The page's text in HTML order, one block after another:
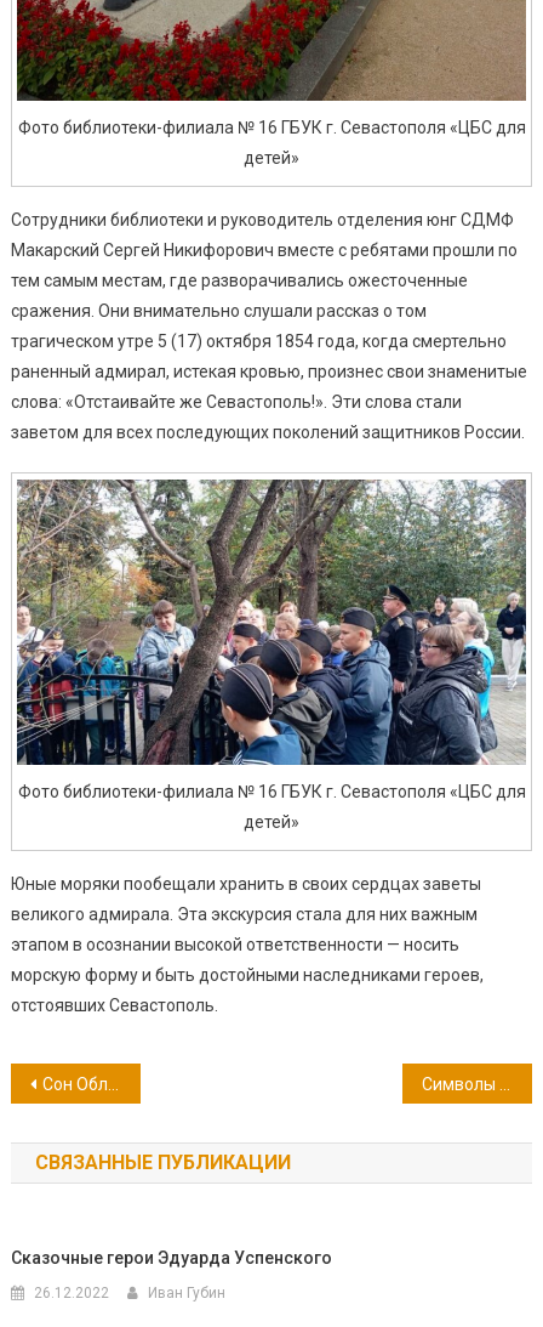
Фото библиотеки-филиала № 16 ГБУК г. Севастополя «ЦБС для
детей»
Сотрудники библиотеки и руководитель отделения юнг СДМФ
Макарский Сергей Никифорович вместе с ребятами прошли по
тем самым местам, где разворачивались ожесточенные
сражения. Они внимательно слушали рассказ о том
трагическом утре 5 (17) октября 1854 года, когда смертельно
раненный адмирал, истекая кровью, произнес свои знаменитые
слова: «Отстаивайте же Севастополь!». Эти слова стали
заветом для всех последующих поколений защитников России.
Фото библиотеки-филиала № 16 ГБУК г. Севастополя «ЦБС для
детей»
Юные моряки пообещали хранить в своих сердцах заветы
великого адмирала. Эта экскурсия стала для них важным
этапом в осознании высокой ответственности — носить
морскую форму и быть достойными наследниками героев,
отстоявших Севастополь.
Навигация
по
записям
Сон Обломова Символы Души России
СВЯЗАННЫЕ ПУБЛИКАЦИИ
Сказочные герои Эдуарда Успенского
26.12.2022 Иван Губин